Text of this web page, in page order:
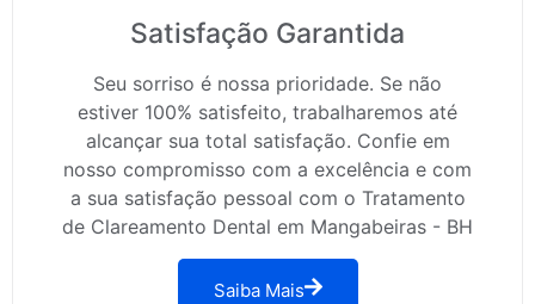
Satisfação Garantida
Seu sorriso é nossa prioridade. Se não
estiver 100% satisfeito, trabalharemos até
alcançar sua total satisfação. Confie em
nosso compromisso com a excelência e com
a sua satisfação pessoal com o Tratamento
de Clareamento Dental em Mangabeiras - BH
Saiba Mais